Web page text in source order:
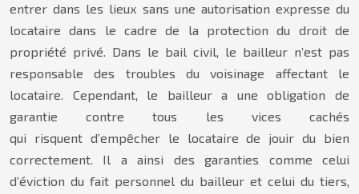
entrer dans les lieux sans une autorisation expresse du
locataire dans le cadre de la protection du droit de
propriété privé. Dans le bail civil, le bailleur n’est pas
responsable des troubles du voisinage affectant le
locataire. Cependant, le bailleur a une obligation de
garantie contre tous les vices cachés
qui risquent d’empêcher le locataire de jouir du bien
correctement. Il a ainsi des garanties comme celui
d’éviction du fait personnel du bailleur et celui du tiers,